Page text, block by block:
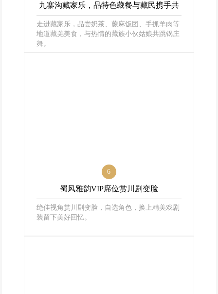
九寨沟藏家乐，品特色藏餐与藏民携手共
舞
走进藏家乐，品尝奶茶、蕨麻饭团、手抓羊肉等
地道藏羌美食，与热情的藏族小伙姑娘共跳锅庄
舞。
6
蜀风雅韵VIP席位赏川剧变脸
绝佳视角赏川剧变脸，自选角色，换上精美戏剧
装留下美好回忆。